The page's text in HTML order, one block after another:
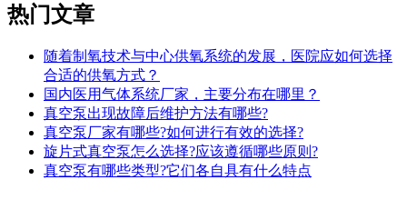
热门文章
随着制氧技术与中心供氧系统的发展，医院应如何选择
合适的供氧方式？
国内医用气体系统厂家，主要分布在哪里？
真空泵出现故障后维护方法有哪些?
真空泵厂家有哪些?如何进行有效的选择?
旋片式真空泵怎么选择?应该遵循哪些原则?
真空泵有哪些类型?它们各自具有什么特点